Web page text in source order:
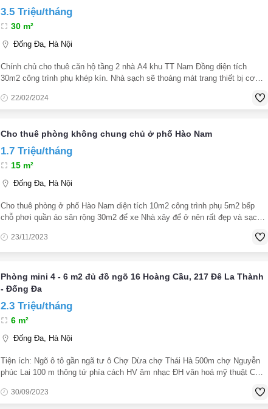
3.5 Triệu/tháng
30 m²
Đống Đa, Hà Nội
Chính chủ cho thuê căn hộ tầng 2 nhà A4 khu TT Nam Đồng diện tích
30m2 công trình phụ khép kín. Nhà sạch sẽ thoáng mát trang thiết bị cơ
học các cấp từ
22/02/2024
Cho thuê phòng không chung chủ ở phố Hào Nam
1.7 Triệu/tháng
15 m²
Đống Đa, Hà Nội
Cho thuê phòng ở phố Hào Nam diện tích 10m2 công trình phụ 5m2 bếp
chỗ phơi quần áo sân rộng 30m2 để xe Nhà xây để ở nên rất đẹp và sạch
đi 23/11/2023
Phòng mini 4 - 6 m2 đủ đồ ngõ 16 Hoàng Cầu, 217 Đê La Thành
- Đống Đa
2.3 Triệu/tháng
6 m²
Đống Đa, Hà Nội
Tiện ích: Ngõ ô tô gần ngã tư ô Chợ Dừa chợ Thái Hà 500m chợ Nguyễn
phúc Lai 100 m thông tứ phía cách HV âm nhạc ĐH văn hoá mỹ thuật CN
quần30/09/2023